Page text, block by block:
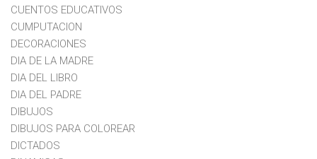
CUENTOS EDUCATIVOS
CUMPUTACION
DECORACIONES
DIA DE LA MADRE
DIA DEL LIBRO
DIA DEL PADRE
DIBUJOS
DIBUJOS PARA COLOREAR
DICTADOS